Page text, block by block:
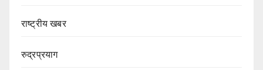
राष्ट्रीय खबर
रुद्रप्रयाग